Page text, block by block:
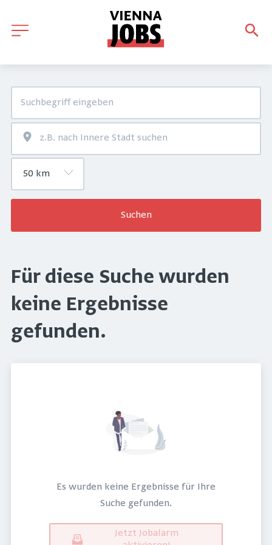
Suchen
Für diese Suche wurden
keine Ergebnisse
gefunden.
Es wurden keine Ergebnisse für Ihre
Suche gefunden.
Jetzt Jobalarm